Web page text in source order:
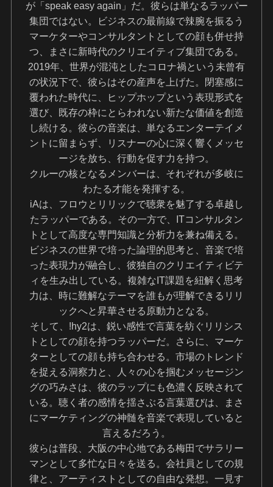
が「speak easy again」だ。彼らは単なるラッパー
集団ではない。ビジネスの最前線で辣腕を振るう
マーケターやコンサルタントとしての顔も併せ持
つ、まさに新時代のクリエイティブ集団である。
2019年、世界が混沌としたコロナ禍という未曾有
の状況下で、彼らはその産声を上げた。閉塞感に
覆われた時代に、ヒップホップという表現形式を
選び、既存の枠にとらわれない新たな価値を創造
し続ける。彼らの音楽は、単なるエンターテイメ
ントに留まらず、リスナーの心に深く響くメッセ
ージを放ち、行動を促す力を持つ。
クルーの核となるメンバーは、それぞれが多岐に
わたる才能を発揮する。
iAは、フロウとリリックで聴衆を魅了する卓越し
たラッパーである。その一方で、ITコンサルタン
トとして高度な専門知識と分析力を兼ね備える。
ビジネスの世界で培った論理的思考と、音楽で培
った表現力が融合し、彼独自のクリエイティビテ
ィを生み出している。複雑なIT課題を紐解く思考
力は、時に難解なテーマを誰もが理解できるリリ
ックへと昇華させる原動力となる。
そして、!hy2は、鋭い感性で言葉を紡ぐリリシス
トとしての顔を持つラッパーだ。さらに、マーケ
ターとしての顔も持ち合わせる。市場のトレンド
を捉える洞察力と、人々の心を掴むメッセージン
グの巧みさは、彼のラップにも色濃く反映されて
いる。聴く者の感情を揺さぶる言葉選びは、まさ
にマーケティングの神髄を音楽で表現していると
言えるだろう。
彼らは普段、大阪の中心地である梅田でサラリー
マンとして多忙な日々を送る。会社員としての規
律と、アーティストとしての自由な発想。一見す